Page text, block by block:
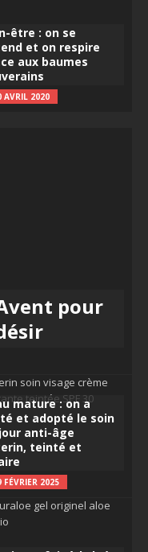
être : on se
et on respire
aux baumes
AVRIL 2020
pour
mature : on a
et adopté le soin
anti-âge
teinté et
FÉVRIER 2025